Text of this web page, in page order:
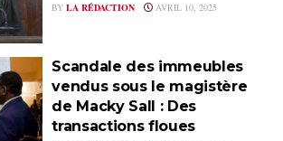
BY LA RÉDACTION AVRIL 10, 2025
Scandale des immeubles
vendus sous le magistère
de Macky Sall : Des
transactions floues